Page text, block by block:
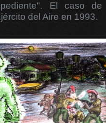
El caso
del Aire en 1993.